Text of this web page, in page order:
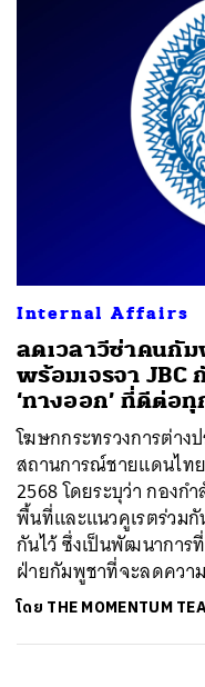
Internal Affairs
ลดเวลาวีซ่าคนกั
พร้อมเจรจา JBC
‘ทางออก’ ที่ดีต่อ
โฆษกกระทรวงการต่า
สถานการณ์ชายแดนไท
2568 โดยระบุว่า กองก
พื้นที่และแนวคูเรตร่วม
กันไว้ ซึ่งเป็นพัฒนาการ
ฝ่ายกัมพูชาที่จะลดควา
โดย THE MOMENTUM
SHARE